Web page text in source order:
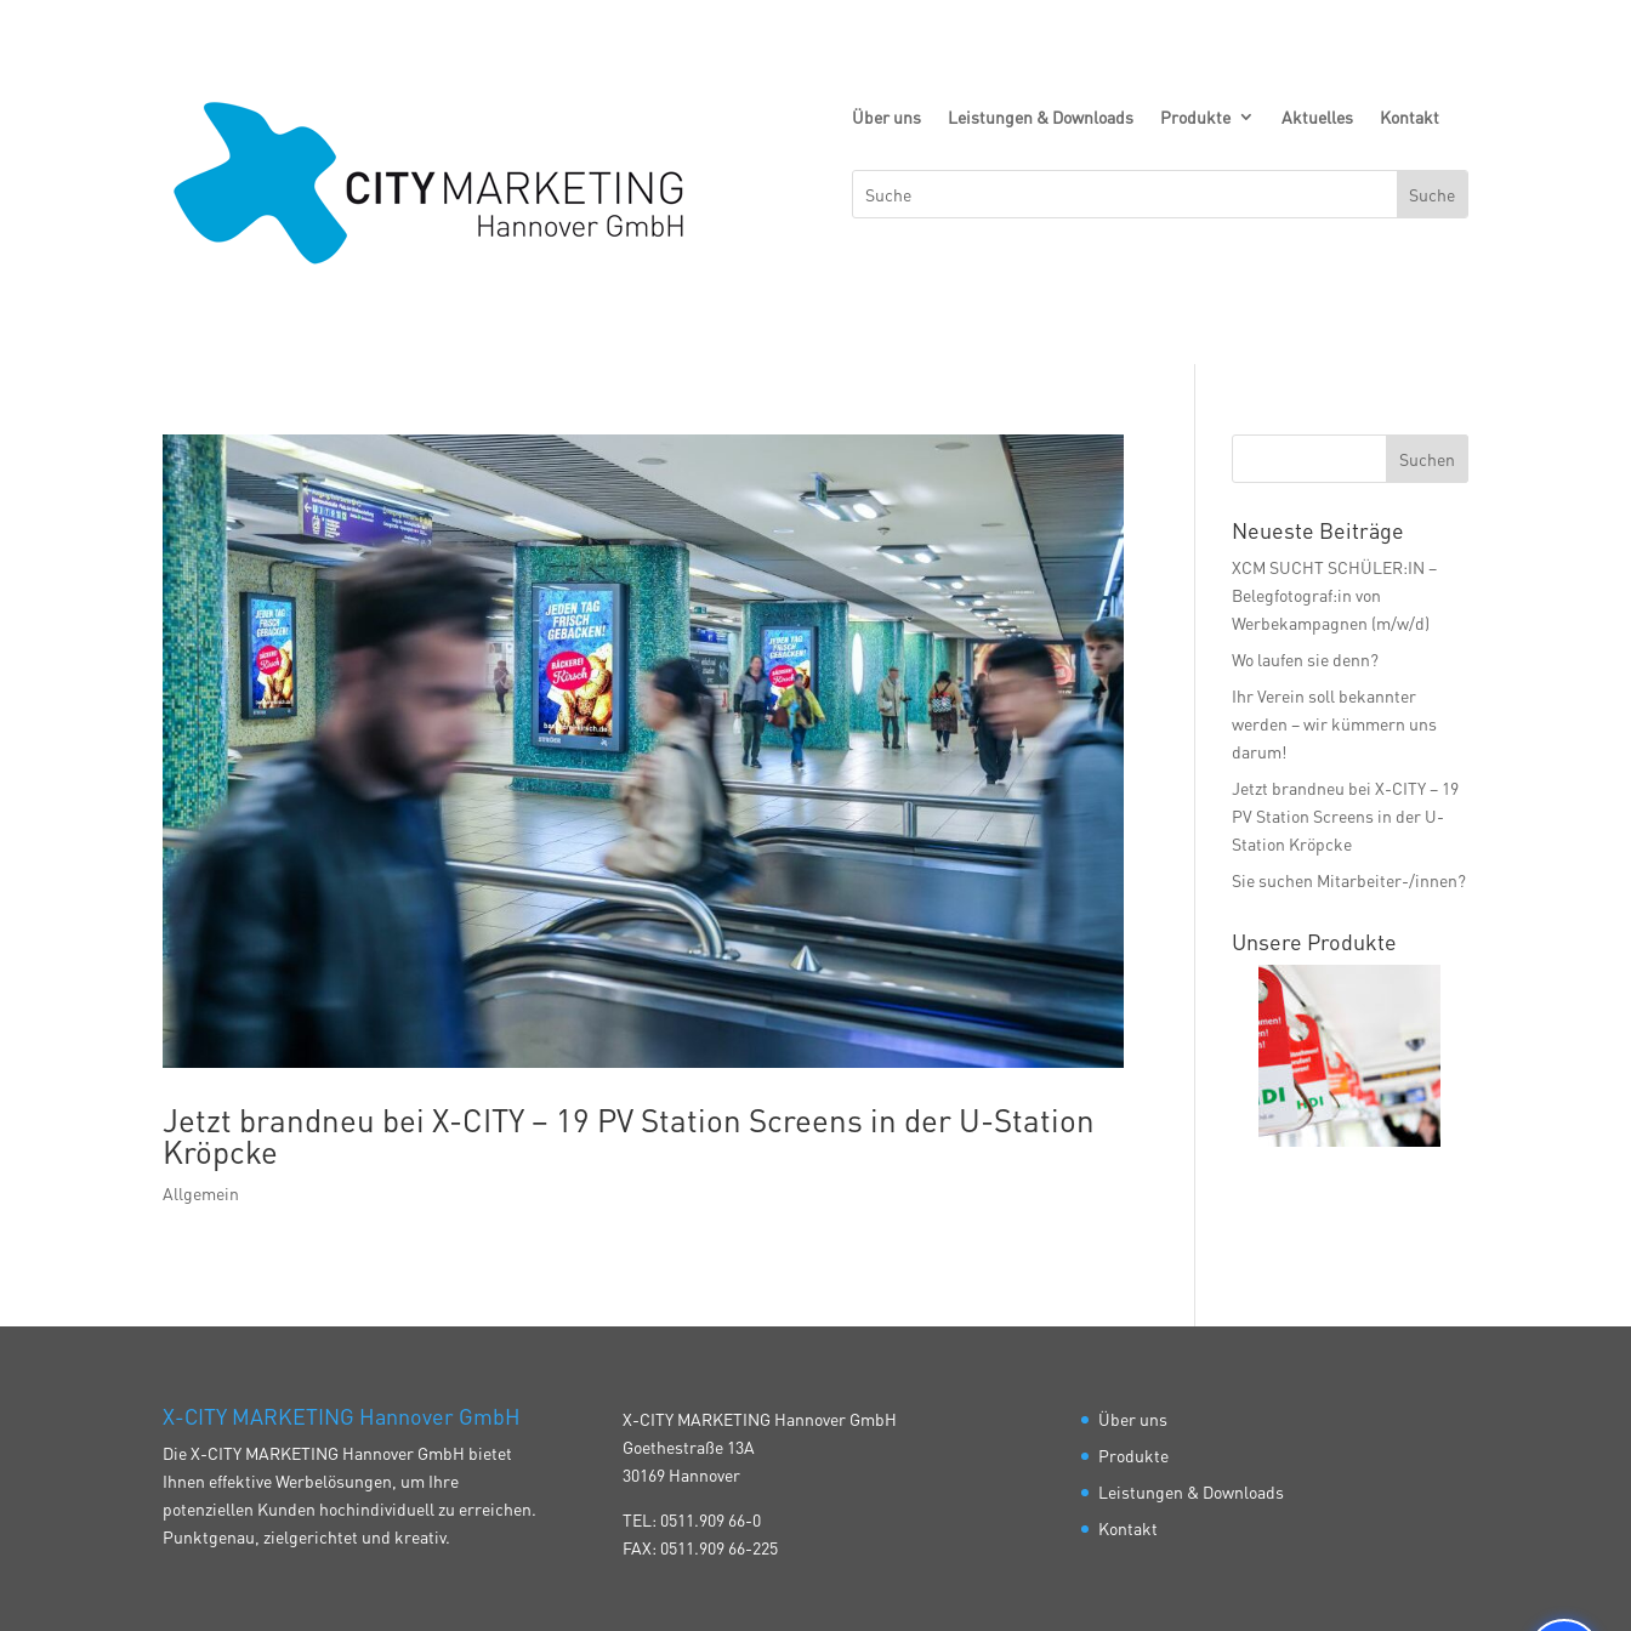
Über uns Leistungen & Downloads Produkte Aktuelles Kontakt
Jetzt brandneu bei X-CITY – 19 PV Station Screens in der U-Station
Kröpcke
Allgemein
Neueste Beiträge
XCM SUCHT SCHÜLER:IN –
Belegfotograf:in von
Werbekampagnen (m/w/d)
Wo laufen sie denn?
Ihr Verein soll bekannter
werden – wir kümmern uns
darum!
Jetzt brandneu bei X-CITY – 19
PV Station Screens in der U-
Station Kröpcke
Sie suchen Mitarbeiter-/innen?
Unsere Produkte
X-CITY MARKETING Hannover GmbH
Die X-CITY MARKETING Hannover GmbH bietet
Ihnen effektive Werbelösungen, um Ihre
potenziellen Kunden hochindividuell zu erreichen.
Punktgenau, zielgerichtet und kreativ.
X-CITY MARKETING Hannover GmbH
Goethestraße 13A
30169 Hannover
TEL: 0511.909 66-0
FAX: 0511.909 66-225
Über uns
Produkte
Leistungen & Downloads
Kontakt